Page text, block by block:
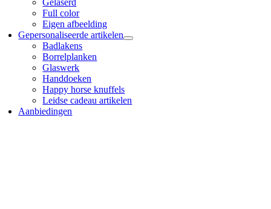
Gelaserd
Full color
Eigen afbeelding
Gepersonaliseerde artikelen
Badlakens
Borrelplanken
Glaswerk
Handdoeken
Happy horse knuffels
Leidse cadeau artikelen
Aanbiedingen